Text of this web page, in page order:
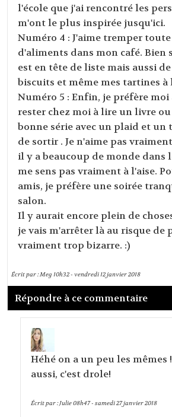
l'école que j'ai rencontré les
m'ont le plus inspirée jusqu'ici.
Numéro 4 : J'aime tremper
d'aliments dans mon café. Bien
est en tête de liste mais aussi
biscuits et même mes tartines
Numéro 5 : Enfin, je préfère
rester chez moi à lire un livre
bonne série avec un plaid et un
de sortir . Je n'aime pas
il y a beaucoup de monde dans
me sens pas vraiment à l'aise.
amis, je préfère une soirée
salon.
Il y aurait encore plein de
je vais m'arrêter là au risque de
vraiment trop bizarre. :)
Écrit par :Meg 10h32-vendredi 12janvier 2018
Répondre à ce commentaire
Héhé on a un peu les mêmes
aussi, c'est drole!
Écrit par :Julie08h47- samedi 27janvier 2018